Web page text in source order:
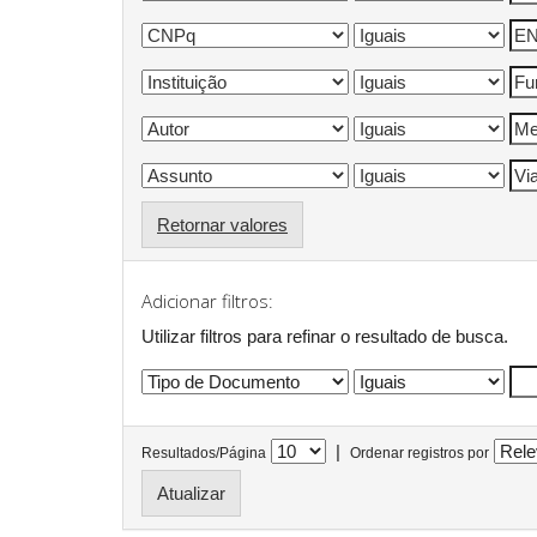
Retornar valores
Adicionar filtros:
Utilizar filtros para refinar o resultado de busca.
Resultados/Página | Ordenar registros por